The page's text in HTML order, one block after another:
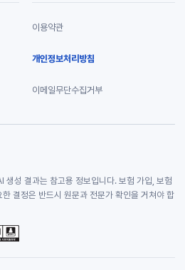
이용약관
개인정보처리방침
이메일무단수집거부
생성 결과는 참고용 정보입니다. 보험 가입, 보험
한 결정은 반드시 원문과 전문가 확인을 거쳐야 합